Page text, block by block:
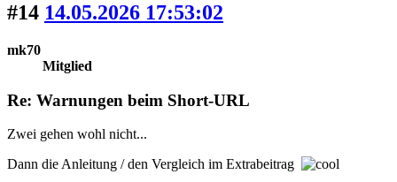
#14 14.05.2026 17:53:02
mk70
Mitglied
Re: Warnungen beim Short-URL
Zwei gehen wohl nicht...
Dann die Anleitung / den Vergleich im Extrabeitrag